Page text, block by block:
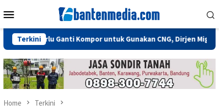
to
Menu
Terkini
Perlu Ganti Kompor untuk Gunakan CNG, Dirjen Migas: Cukup
Home Terkini